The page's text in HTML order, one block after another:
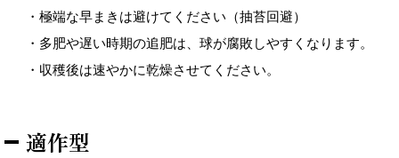
・極端な早まきは避けてください（抽苔回避）
・多肥や遅い時期の追肥は、球が腐敗しやすくなります。
・収穫後は速やかに乾燥させてください。
適作型